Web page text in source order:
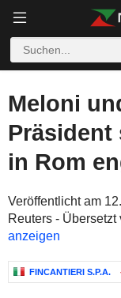
Meloni
Präsident
in Rom
Veröffentlicht am
Reuters -
anzeigen
FINCANTIERI S.P.A.